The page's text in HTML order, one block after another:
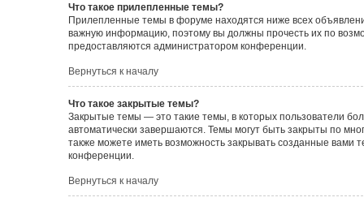
Что такое прилепленные темы?
Прилепленные темы в форуме находятся ниже всех
важную информацию, поэтому вы должны прочесть их по
предоставляются администратором конференции.
Вернуться к началу
Что такое закрытые темы?
Закрытые темы — это такие темы, в которых пользователи
автоматически завершаются. Темы могут быть закрыты по
также можете иметь возможность закрывать созданные вами
конференции.
Вернуться к началу